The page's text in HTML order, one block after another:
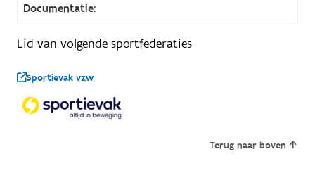
Documentatie:
Lid van volgende sportfederaties
Sportievak vzw
Terug naar boven